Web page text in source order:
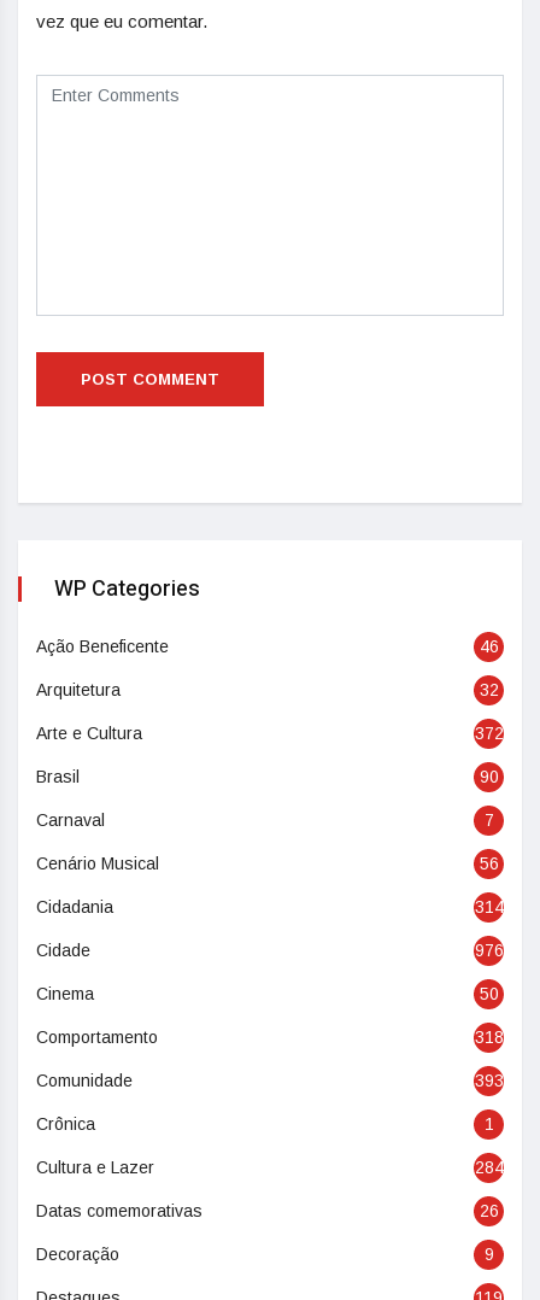
vez que eu comentar.
WP Categories
Ação Beneficente 46
Arquitetura 32
Arte e Cultura 372
Brasil 90
Carnaval 7
Cenário Musical 56
Cidadania 314
Cidade 976
Cinema 50
Comportamento 318
Comunidade 393
Crônica 1
Cultura e Lazer 284
Datas comemorativas 26
Decoração 9